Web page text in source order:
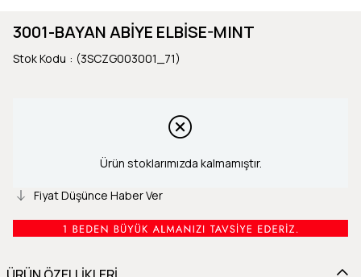
3001-BAYAN ABİYE ELBİSE-MINT
Stok Kodu (3SCZG003001_71)
Ürün stoklarımızda kalmamıştır.
Fiyat Düşünce Haber Ver